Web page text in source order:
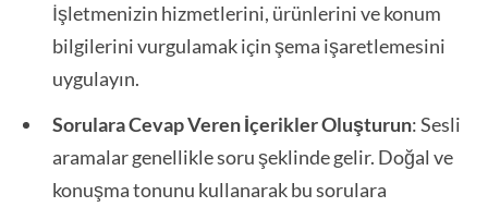
İşletmenizin hizmetlerini, ürünlerini ve konum
bilgilerini vurgulamak için şema işaretlemesini
uygulayın.
Sorulara Cevap Veren İçerikler Oluşturun: Sesli
aramalar genellikle soru şeklinde gelir. Doğal ve
konuşma tonunu kullanarak bu sorulara